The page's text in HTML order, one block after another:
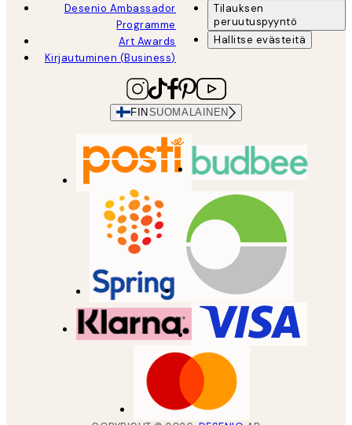
Desenio Ambassador
Programme
Art Awards
Kirjautuminen (Business)
Tilauksen
peruutuspyyntö
Hallitse evästeitä
FIN SUOMALAINEN